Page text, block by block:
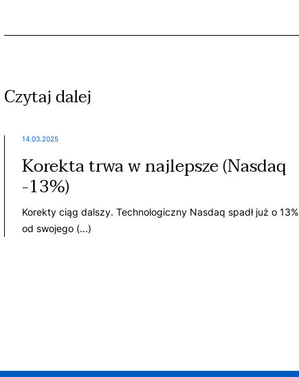
Czytaj dalej
14.03.2025
Korekta trwa w najlepsze (Nasdaq
-13%)
Korekty ciąg dalszy. Technologiczny Nasdaq spadł już o 13%
od swojego (...)